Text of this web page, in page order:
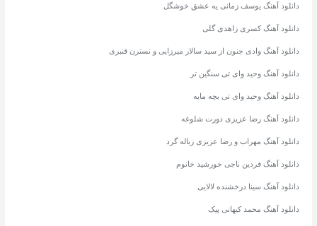
دانلود آهنگ یوسف زمانی یه عشق خوشگل
دانلود آهنگ کسری زاهدی گلی
دانلود آهنگ وادی جنون از سید سالار میرزایی و نسترن قنبری
دانلود آهنگ وحید وای تی سنگین تر
دانلود آهنگ وحید وای تی بچه مایه
دانلود آهنگ رضا عزیزی دورت شلوغه
دانلود آهنگ مهراب و رضا عزیزی زباله گرد
دانلود آهنگ فردین ناجی خورشید خانوم
دانلود آهنگ سینا درخشنده لالایی
دانلود آهنگ محمد کیهانی پیک